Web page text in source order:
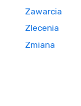
Zawarcia
Zlecenia
Zmiana